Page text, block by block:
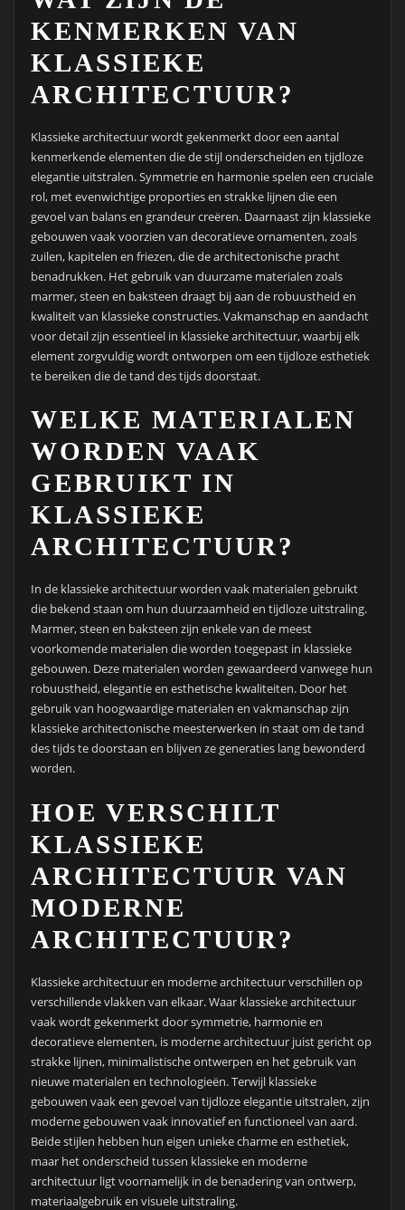
KENMERKEN VAN
KLASSIEKE
ARCHITECTUUR?
Klassieke architectuur wordt gekenmerkt door een aantal
kenmerkende elementen die de stijl onderscheiden en tijdloze
elegantie uitstralen. Symmetrie en harmonie spelen een cruciale
rol, met evenwichtige proporties en strakke lijnen die een
gevoel van balans en grandeur creëren. Daarnaast zijn klassieke
gebouwen vaak voorzien van decoratieve ornamenten, zoals
zuilen, kapitelen en friezen, die de architectonische pracht
benadrukken. Het gebruik van duurzame materialen zoals
marmer, steen en baksteen draagt bij aan de robuustheid en
kwaliteit van klassieke constructies. Vakmanschap en aandacht
voor detail zijn essentieel in klassieke architectuur, waarbij elk
element zorgvuldig wordt ontworpen om een tijdloze esthetiek
te bereiken die de tand des tijds doorstaat.
WELKE MATERIALEN
WORDEN VAAK
GEBRUIKT IN
KLASSIEKE
ARCHITECTUUR?
In de klassieke architectuur worden vaak materialen gebruikt
die bekend staan om hun duurzaamheid en tijdloze uitstraling.
Marmer, steen en baksteen zijn enkele van de meest
voorkomende materialen die worden toegepast in klassieke
gebouwen. Deze materialen worden gewaardeerd vanwege hun
robuustheid, elegantie en esthetische kwaliteiten. Door het
gebruik van hoogwaardige materialen en vakmanschap zijn
klassieke architectonische meesterwerken in staat om de tand
des tijds te doorstaan en blijven ze generaties lang bewonderd
worden.
HOE VERSCHILT
KLASSIEKE
ARCHITECTUUR VAN
MODERNE
ARCHITECTUUR?
Klassieke architectuur en moderne architectuur verschillen op
verschillende vlakken van elkaar. Waar klassieke architectuur
vaak wordt gekenmerkt door symmetrie, harmonie en
decoratieve elementen, is moderne architectuur juist gericht op
strakke lijnen, minimalistische ontwerpen en het gebruik van
nieuwe materialen en technologieën. Terwijl klassieke
gebouwen vaak een gevoel van tijdloze elegantie uitstralen, zijn
moderne gebouwen vaak innovatief en functioneel van aard.
Beide stijlen hebben hun eigen unieke charme en esthetiek,
maar het onderscheid tussen klassieke en moderne
architectuur ligt voornamelijk in de benadering van ontwerp,
materiaalgebruik en visuele uitstraling.